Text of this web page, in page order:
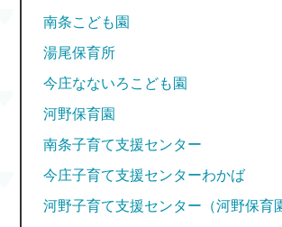
南条こども園
湯尾保育所
今庄なないろこども園
河野保育園
南条子育て支援センター
今庄子育て支援センターわかば
河野子育て支援センター（河野保育